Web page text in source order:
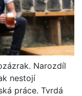
Narozdíl
nestojí
práce. Tvrdá